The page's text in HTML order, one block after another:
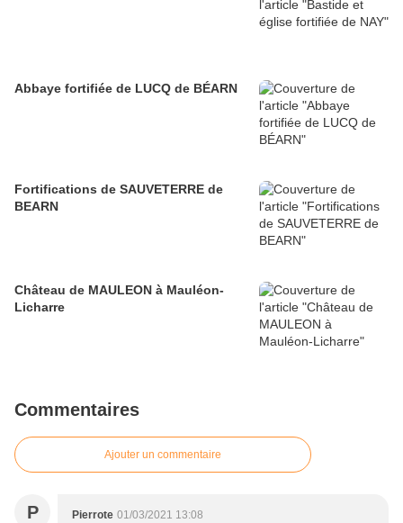
Abbaye fortifiée de LUCQ de BÉARN
Fortifications de SAUVETERRE de
BEARN
Château de MAULEON à Mauléon-
Licharre
Commentaires
Ajouter un commentaire
P Pierrote 01/03/2021 13:08